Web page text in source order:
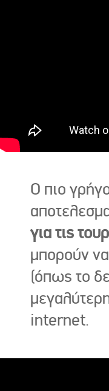
Ο πιο
για τις
μπορούν να
(όπως το
internet.